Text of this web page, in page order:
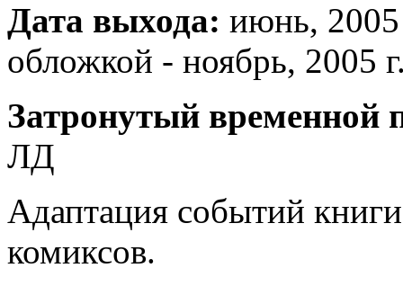
Дата выхода: июнь, 2005
обложкой - ноябрь, 2005
Затронутый временной
ЛД
Адаптация событий
комиксов.